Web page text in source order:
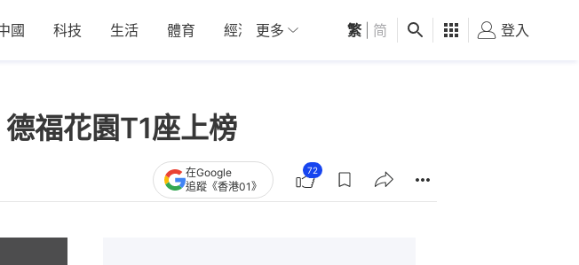
國 科技 生活 體育 經濟 01深圳 觀點 健康 好食玩飛
更多 繁 简 登入
福花園T1座上榜
在Google
追蹤《香港01》
72